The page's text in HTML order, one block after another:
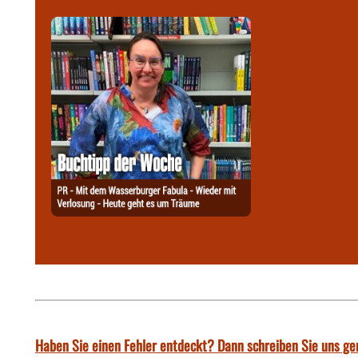
Haben Sie einen Fehler entdeckt? Dann schreiben Sie uns